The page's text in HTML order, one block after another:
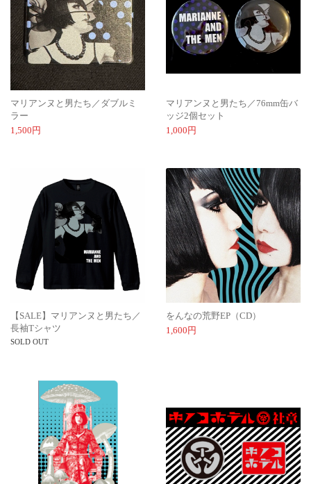
マリアンヌと男たち／ダブルミ
ラー
1,500円
マリアンヌと男たち／76mm缶バ
ッジ2個セット
1,000円
【SALE】マリアンヌと男たち／
長袖Tシャツ
SOLD OUT
をんなの荒野EP（CD）
1,600円